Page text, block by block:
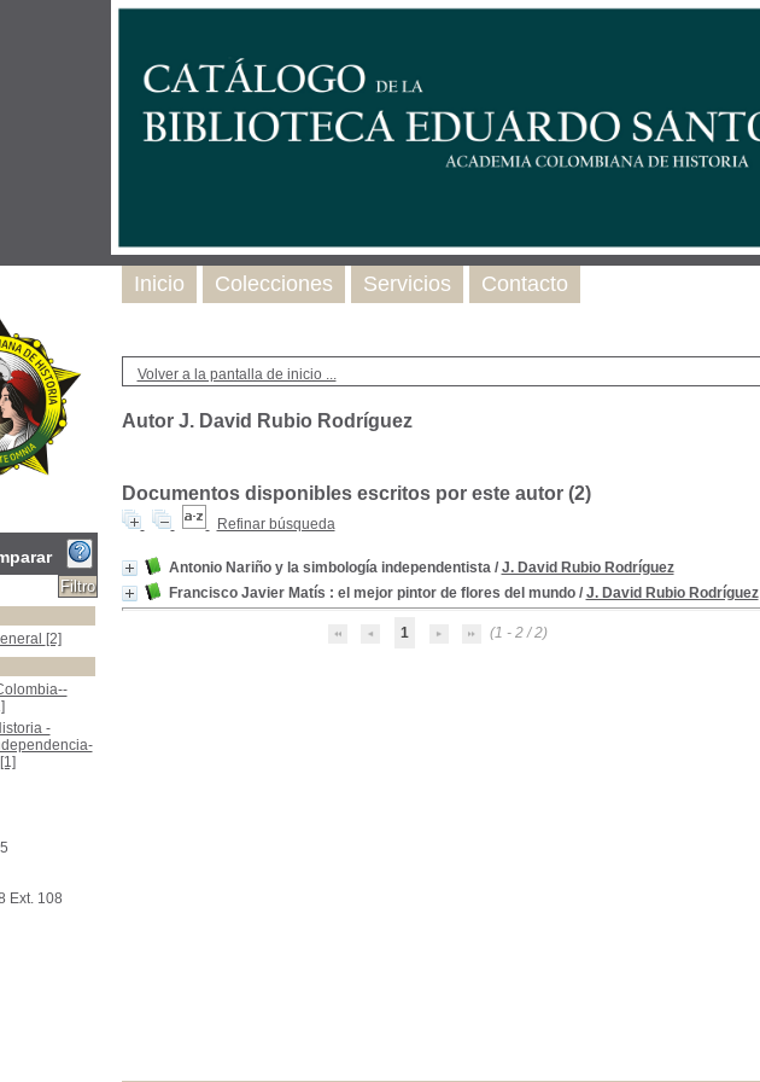
Volver a la pantalla de inicio ...
Autor J. David Rubio Rodríguez
Documentos disponibles escritos por este autor (2)
Refinar búsqueda
Antonio Nariño y la simbología independentista/ J. David Rubio Rodríguez
Francisco Javier Matís : el mejor pintor de flores del mundo/ J. David Rubio Rodríguez
1 (1 - 2 / 2)
Inicio Colecciones Servicios Contacto
[2]
Biografías
-Guerra de Independencia--1810-1819
-
[1]
Historia-- Colombia
[1]
Ext. 108